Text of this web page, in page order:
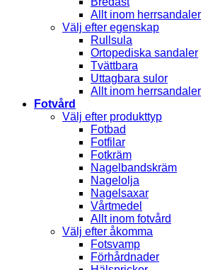
Allt inom herrsandaler
Välj efter egenskap
Rullsula
Ortopediska sandaler
Tvättbara
Uttagbara sulor
Allt inom herrsandaler
Fotvård
Välj efter produkttyp
Fotbad
Fotfilar
Fotkräm
Nagelbandskräm
Nagelolja
Nagelsaxar
Vårtmedel
Allt inom fotvård
Välj efter åkomma
Fotsvamp
Förhårdnader